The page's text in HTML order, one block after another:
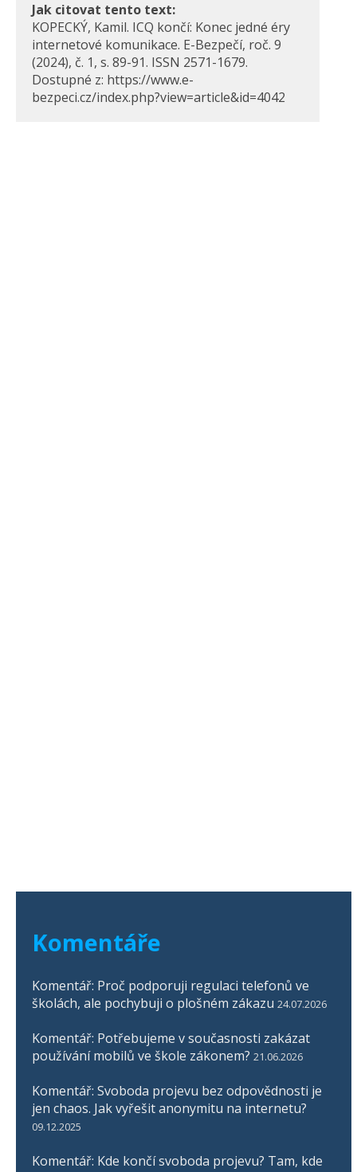
Jak citovat tento text:
KOPECKÝ, Kamil. ICQ končí: Konec jedné éry
internetové komunikace. E-Bezpečí, roč. 9
(2024), č. 1, s. 89-91. ISSN 2571-1679.
Dostupné z: https://www.e-
bezpeci.cz/index.php?view=article&id=4042
Komentáře
Komentář: Proč podporuji regulaci telefonů ve
školách, ale pochybuji o plošném zákazu 24.07.2026
Komentář: Potřebujeme v současnosti zakázat
používání mobilů ve škole zákonem? 21.06.2026
Komentář: Svoboda projevu bez odpovědnosti je
jen chaos. Jak vyřešit anonymitu na internetu?
09.12.2025
Komentář: Kde končí svoboda projevu? Tam, kde